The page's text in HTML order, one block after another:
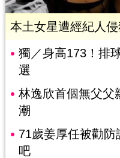
本土女星遭經紀人
獨／身高173！排
選
林逸欣首個無父
潮
71歲姜厚任被勸
吧